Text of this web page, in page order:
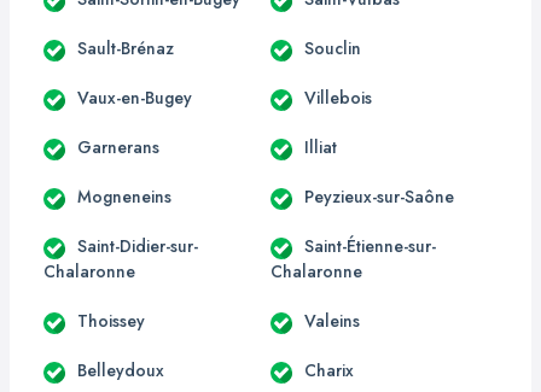
Sault-Brénaz Souclin
Vaux-en-Bugey Villebois
Garnerans Illiat
Mogneneins Peyzieux-sur-Saône
Saint-Didier-sur-
Chalaronne
Saint-Étienne-sur-
Chalaronne
Thoissey Valeins
Belleydoux Charix